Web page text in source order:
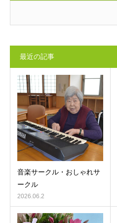
最近の記事
音楽サークル・おしゃれサ
ークル
2026.06.2